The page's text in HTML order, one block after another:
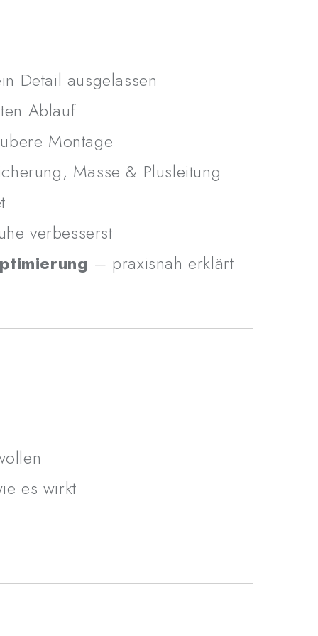
praxisnah erklärt
Fahrzeug mit Wasserstoff optimieren
verstehen wollen,warumdas System so
teure Fehler
Detail ausgelassen
Ablauf
Montage
Masse & Plusleitung
verbesserst
– praxisnah erklärt
es wirkt